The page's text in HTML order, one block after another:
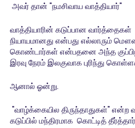
அவர் தான் "நமசிவாய வாத்தியார்"
வாத்தியாரின் கடுப்பான வார்த்தைகள்
நியாயமானது என்பது எல்லாரும்
கொண்டார்கள் என்பதனை அந்த
இரவு நேரம் இலகுவாக புரிந்து
ஆனால் ஓன்று.
"வாழ்க்கையில திருந்தாதுகள்" என்ற
கடுப்பில் மந்திரமாக கொட்டித்